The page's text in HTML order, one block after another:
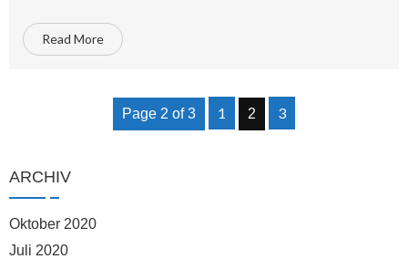
Read More
Page 2 of 3 1 2 3
ARCHIV
Oktober 2020
Juli 2020